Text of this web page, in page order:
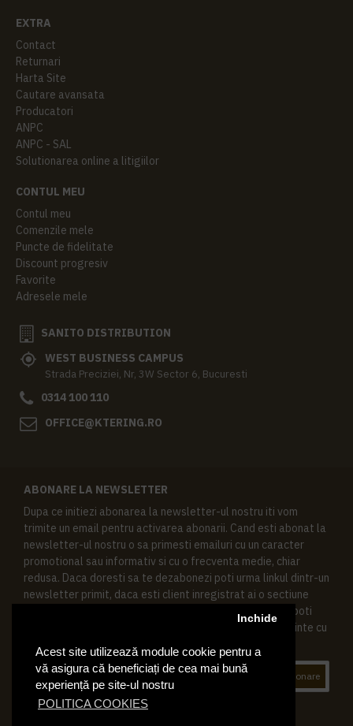
Acest site utilizează module cookie pentru a
vă asigura că beneficiați de cea mai bună
experiență pe site-ul nostru
POLITICA COOKIES
Inchide
EXTRA
Contact
Returnari
Harta Site
Cautare avansata
Producatori
ANPC
ANPC - SAL
Solutionarea online a litigiilor
CONTUL MEU
Contul meu
Comenzile mele
Puncte de fidelitate
Discount progresiv
Favorite
Adresele mele
SANITO DISTRIBUTION
WEST BUSINESS CAMPUS
Strada Preciziei, Nr, 3W Sector 6, Bucuresti
0314 100 110
OFFICE@KTERING.RO
ABONARE LA NEWSLETTER
Dupa ce initiezi abonarea la newsletter-ul nostru iti vom
trimite un email pentru activarea abonarii. Cand esti abonat la
newsletter-ul nostru o sa primesti emailuri cu un caracter
promotional sau informativ si cu o frecventa medie, chiar
redusa. Daca doresti sa te dezabonezi poti urma linkul dintr-un
newsletter primit, daca esti client inregistrat ai o sectiune
speciala in contul tau in acest scop, si de asemenea ne poti
contacta oricand pe email pentru orice intrebari sau cerinte cu
Abonare